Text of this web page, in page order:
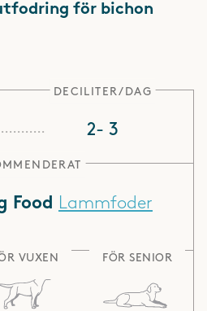
för bichon
DECILITER/DAG
2- 3
Food Lammfoder
VUXEN FÖR SENIOR